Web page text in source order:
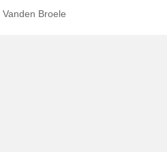
Vanden Broele